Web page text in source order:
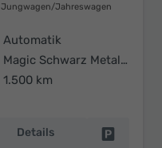
Jungwagen/Jahreswagen
Automatik
Magic Schwarz Metallic
1.500 km
Details